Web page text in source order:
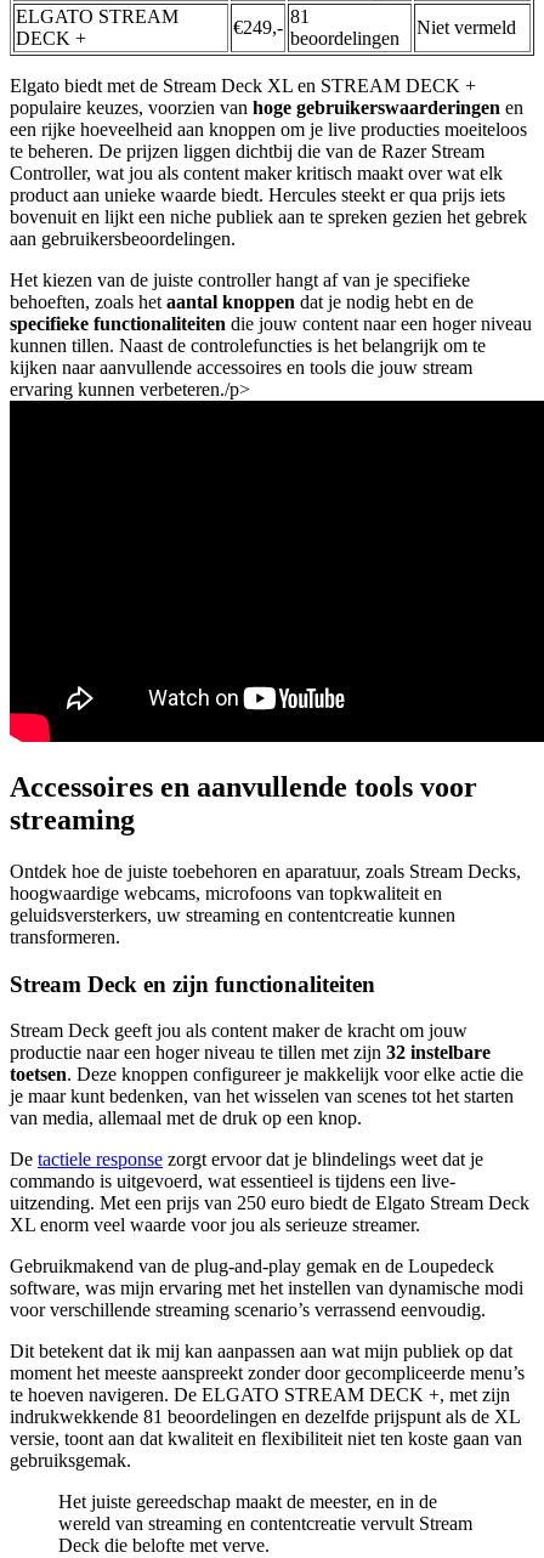
ELGATO STREAM
DECK +
€249,-
81
beoordelingen
Niet vermeld
Elgato biedt met de Stream Deck XL en STREAM DECK +
populaire keuzes, voorzien van hoge gebruikerswaarderingen en
een rijke hoeveelheid aan knoppen om je live producties moeiteloos
te beheren. De prijzen liggen dichtbij die van de Razer Stream
Controller, wat jou als content maker kritisch maakt over wat elk
product aan unieke waarde biedt. Hercules steekt er qua prijs iets
bovenuit en lijkt een niche publiek aan te spreken gezien het gebrek
aan gebruikersbeoordelingen.
Het kiezen van de juiste controller hangt af van je specifieke
behoeften, zoals het aantal knoppen dat je nodig hebt en de
specifieke functionaliteiten die jouw content naar een hoger niveau
kunnen tillen. Naast de controlefuncties is het belangrijk om te
kijken naar aanvullende accessoires en tools die jouw stream
ervaring kunnen verbeteren./p>
Accessoires en aanvullende tools voor
streaming
Ontdek hoe de juiste toebehoren en aparatuur, zoals Stream Decks,
hoogwaardige webcams, microfoons van topkwaliteit en
geluidsversterkers, uw streaming en contentcreatie kunnen
transformeren.
Stream Deck en zijn functionaliteiten
Stream Deck geeft jou als content maker de kracht om jouw
productie naar een hoger niveau te tillen met zijn 32 instelbare
toetsen. Deze knoppen configureer je makkelijk voor elke actie die
je maar kunt bedenken, van het wisselen van scenes tot het starten
van media, allemaal met de druk op een knop.
De tactiele response zorgt ervoor dat je blindelings weet dat je
commando is uitgevoerd, wat essentieel is tijdens een live-
uitzending. Met een prijs van 250 euro biedt de Elgato Stream Deck
XL enorm veel waarde voor jou als serieuze streamer.
Gebruikmakend van de plug-and-play gemak en de Loupedeck
software, was mijn ervaring met het instellen van dynamische modi
voor verschillende streaming scenario’s verrassend eenvoudig.
Dit betekent dat ik mij kan aanpassen aan wat mijn publiek op dat
moment het meeste aanspreekt zonder door gecompliceerde menu’s
te hoeven navigeren. De ELGATO STREAM DECK +, met zijn
indrukwekkende 81 beoordelingen en dezelfde prijspunt als de XL
versie, toont aan dat kwaliteit en flexibiliteit niet ten koste gaan van
gebruiksgemak.
Het juiste gereedschap maakt de meester, en in de
wereld van streaming en contentcreatie vervult Stream
Deck die belofte met verve.